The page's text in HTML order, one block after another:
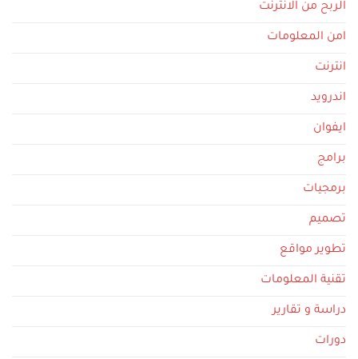
الربح من الانترنت
امن المعلومات
انترنت
اندرويد
ايفوان
برامج
برمجيات
تصميم
تطوير مواقع
تقنية المعلومات
دراسة و تقارير
دورات